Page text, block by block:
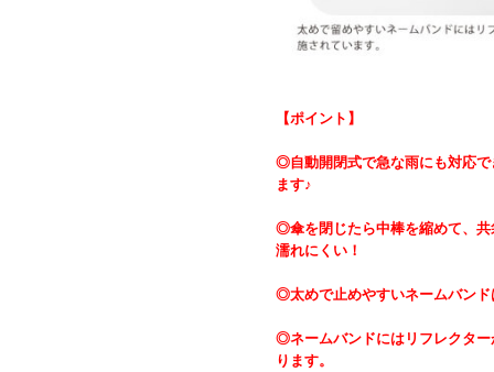
【ポイント】
◎自動開閉式で急な雨にも対応
ます♪
◎傘を閉じたら中棒を縮めて、
濡れにくい！
◎太めで止めやすいネームバン
◎ネームバンドにはリフレクタ
ります。